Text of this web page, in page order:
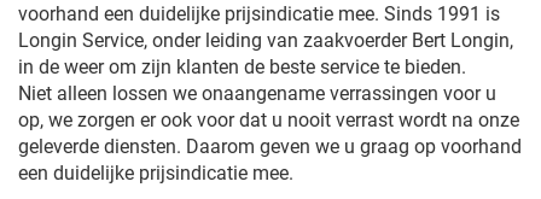
voorhand een duidelijke prijsindicatie mee. Sinds 1991 is
Longin Service, onder leiding van zaakvoerder Bert Longin,
in de weer om zijn klanten de beste service te bieden.
Niet alleen lossen we onaangename verrassingen voor u
op, we zorgen er ook voor dat u nooit verrast wordt na onze
geleverde diensten. Daarom geven we u graag op voorhand
een duidelijke prijsindicatie mee.